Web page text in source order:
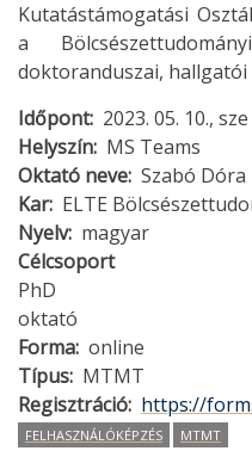
Kutatástámogatási
a
doktoranduszai, hallgatói
Időpont 2023. 05. 10.,
Helyszín MS Teams
Oktató neve Szabó Dóra
Kar ELTE
Nyelv magyar
Célcsoport
PhD
oktató
Forma online
Típus MTMT
Regisztráció https://
FELHASZNÁLÓKÉPZÉS MTMT